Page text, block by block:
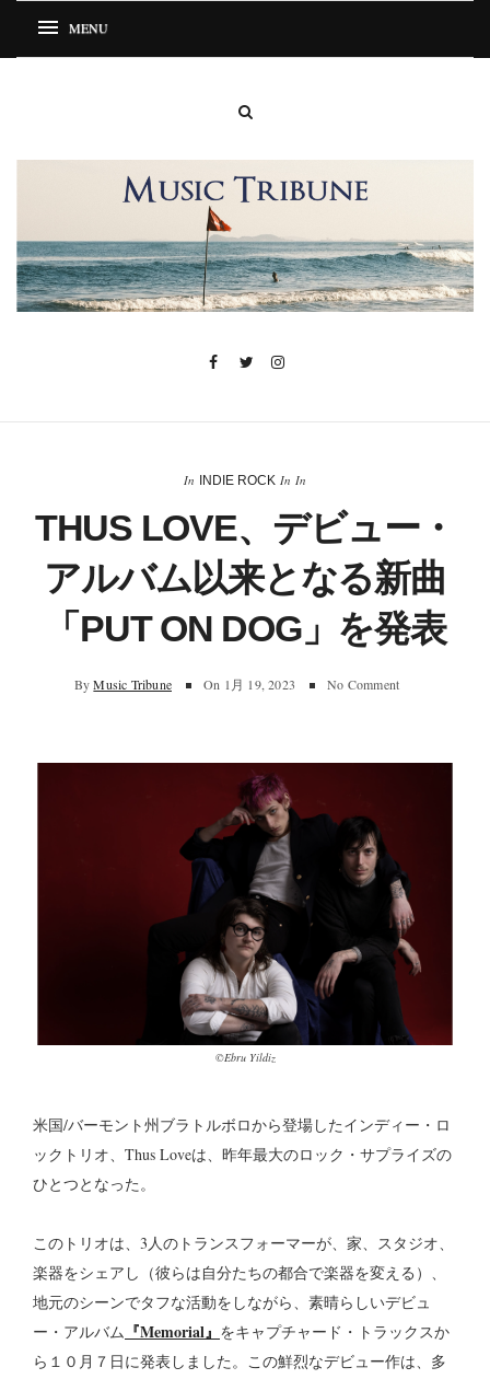
In INDIE ROCK In In
THUS LOVE、デビュー・
アルバム以来となる新曲
「PUT ON DOG」を発表
By Music Tribune On 1月 19, 2023 No Comment
©︎Ebru Yildiz
米国/バーモント州ブラトルボロから登場したインディー・ロ
ックトリオ、Thus Loveは、昨年最大のロック・サプライズの
ひとつとなった。
このトリオは、3人のトランスフォーマーが、家、スタジオ、
楽器をシェアし（彼らは自分たちの都合で楽器を変える）、
地元のシーンでタフな活動をしながら、素晴らしいデビュ
ー・アルバム 『Memorial』 をキャプチャード・トラックスか
ら１０月７日に発表しました。この鮮烈なデビュー作は、多